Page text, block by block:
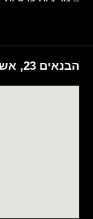
הבנאים 23, אשדוד